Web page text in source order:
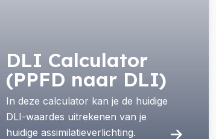
DLI Calculator
(PPFD naar DLI)
In deze calculator kan je de huidige
DLI-waardes uitrekenen van je
huidige assimilatieverlichting.